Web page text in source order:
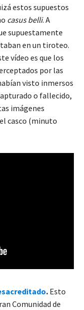
estos supuestos
casus belli. A
supuestamente
en un tiroteo.
vídeo es que los
por las
visto inmersos
o fallecido,
imágenes
casco (minuto
. Esto
Comunidad de